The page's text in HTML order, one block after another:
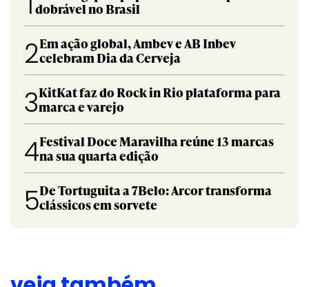
dobrável no Brasil
2Em ação global, Ambev e AB Inbev
celebram Dia da Cerveja
3KitKat faz do Rock in Rio plataforma para
marca e varejo
4Festival Doce Maravilha reúne 13 marcas
na sua quarta edição
5De Tortuguita a 7Belo: Arcor transforma
clássicos em sorvete